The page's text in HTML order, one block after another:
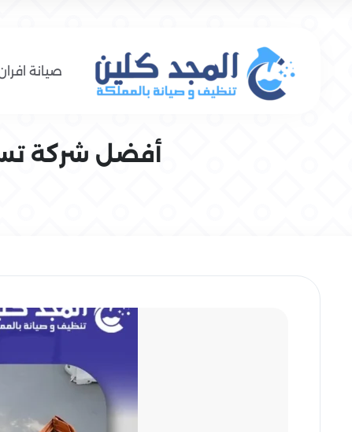
صيانة
أفضل شركة تسليك